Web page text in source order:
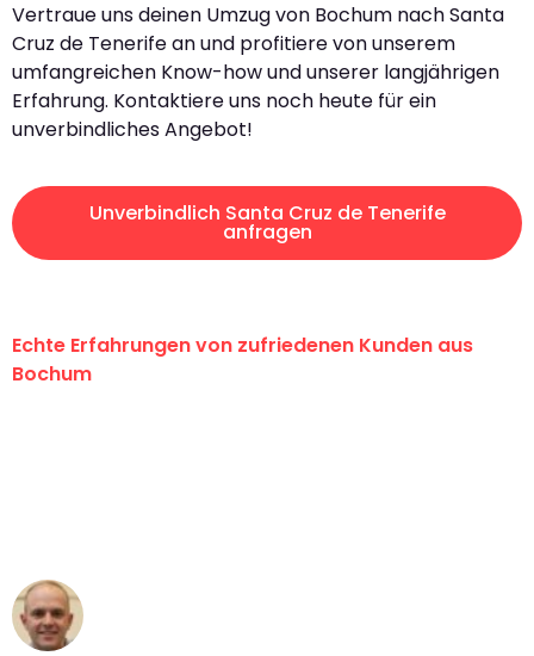
Vertraue uns deinen Umzug von Bochum nach Santa
Cruz de Tenerife an und profitiere von unserem
umfangreichen Know-how und unserer langjährigen
Erfahrung. Kontaktiere uns noch heute für ein
unverbindliches Angebot!
Unverbindlich Santa Cruz de Tenerife
anfragen
Echte Erfahrungen von zufriedenen Kunden aus
Bochum